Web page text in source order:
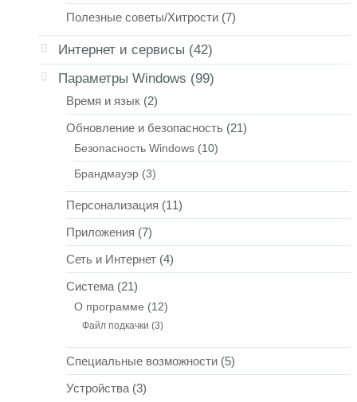
Полезные советы/Хитрости (7)
Интернет и сервисы (42)
Параметры Windows (99)
Время и язык (2)
Обновление и безопасность (21)
Безопасность Windows (10)
Брандмауэр (3)
Персонализация (11)
Приложения (7)
Сеть и Интернет (4)
Система (21)
О программе (12)
Файл подкачки (3)
Специальные возможности (5)
Устройства (3)